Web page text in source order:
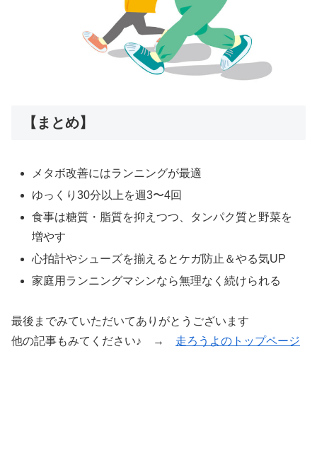
【まとめ】
メタボ改善にはランニングが最適
ゆっくり30分以上を週3〜4回
食事は糖質・脂質を抑えつつ、タンパク質と野菜を
増やす
心拍計やシューズを揃えるとケガ防止＆やる気UP
家庭用ランニングマシンなら無理なく続けられる
最後までみていただいてありがとうございます
他の記事もみてください♪ → 走ろうよのトップページ